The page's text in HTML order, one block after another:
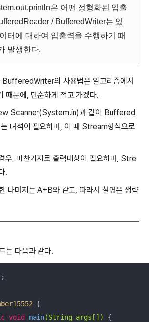
은 어떤 정형화된 입출
/ BufferedWriter는 있
터에 대하여 입출력을 수행하기 때
발생한다.
의 사용법은 알고리즘에서
때문에, 단순하게 적고 가겠다.
Scanner(System.in)과 같이 Buffered
녀석이 필요하며, 이 때 Stream형식으로
, 마찬가지로 출력대상이 필요하며, Stre
.
나머지는 A+B와 같고, 따라서 설명은 생략
는 다음과 같다.
{
void main(String args[])
{